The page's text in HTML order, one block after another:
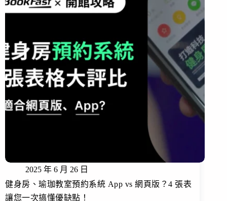
2025 年 6 月 26 日
健身房、瑜珈教室預約系統 App vs 網頁版？4 張表
讓您一次搞懂優缺點！